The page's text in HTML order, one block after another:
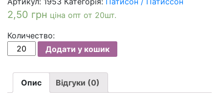
2,50 грн ціна опт от 20шт.
Количество:
Патиссон
Пятачок
белый/
Патисон
П'ятачок
Додати у кошик
Опис Відгуки (0)